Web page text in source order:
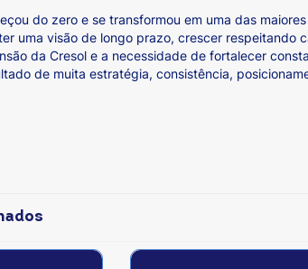
do zero e se transformou em uma das
uma visão de longo prazo, crescer respeitando
da Cresol e a necessidade de fortalecer
de muita estratégia, consistência,